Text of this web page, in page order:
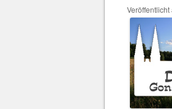
Veröffentlicht